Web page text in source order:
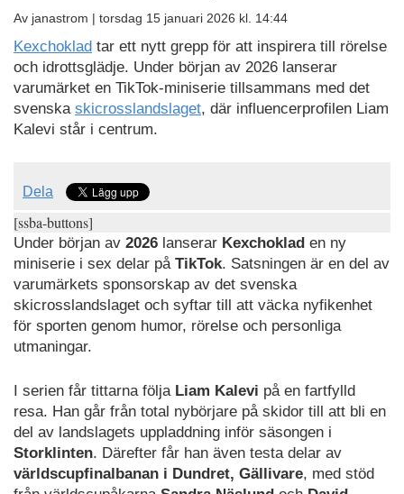
Av janastrom | torsdag 15 januari 2026 kl. 14:44
Kexchoklad tar ett nytt grepp för att inspirera till rörelse
och idrottsglädje. Under början av 2026 lanserar
varumärket en TikTok-miniserie tillsammans med det
svenska skicrosslandslaget, där influencerprofilen Liam
Kalevi står i centrum.
Dela
[ssba-buttons]
Under början av 2026 lanserar Kexchoklad en ny
miniserie i sex delar på TikTok. Satsningen är en del av
varumärkets sponsorskap av det svenska
skicrosslandslaget och syftar till att väcka nyfikenhet
för sporten genom humor, rörelse och personliga
utmaningar.
I serien får tittarna följa Liam Kalevi på en fartfylld
resa. Han går från total nybörjare på skidor till att bli en
del av landslagets uppladdning inför säsongen i
Storklinten. Därefter får han även testa delar av
världscupfinalbanan i Dundret, Gällivare, med stöd